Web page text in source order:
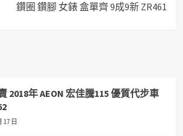
鑽圈 鑽腳 女錶 盒單齊 9成9新 ZR461
2018年 AEON 宏佳騰115 優質代步車
17 日